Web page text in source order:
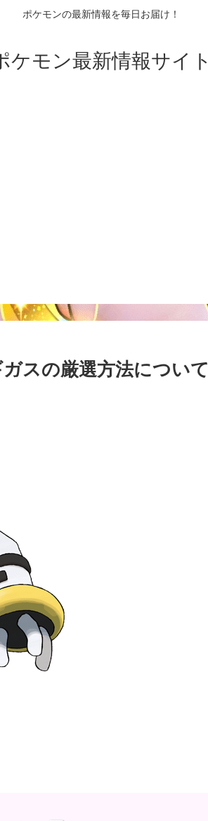
ポケモンの最新情報を毎日お届け！
ケモン最新情報サイト
スの厳選方法について